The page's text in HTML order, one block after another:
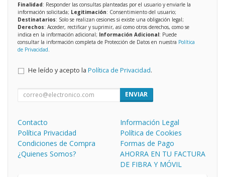
Finalidad: Responder las consultas planteadas por el usuario y enviarle la
información solicitada; Legitimación: Consentimiento del usuario;
Destinatarios: Solo se realizan cesiones si existe una obligación legal;
Derechos: Acceder, rectificar y suprimir, así como otros derechos, como se
indica en la información adicional; Información Adicional: Puede
consultar la información completa de Protección de Datos en nuestra Política
de Privacidad
He leído y acepto la Política de Privacidad.
ENVIAR
Contacto
Información Legal
Política Privacidad
Política de Cookies
Condiciones de Compra
Formas de Pago
¿Quienes Somos?
AHORRA EN TU FACTURA
DE FIBRA Y MÓVIL